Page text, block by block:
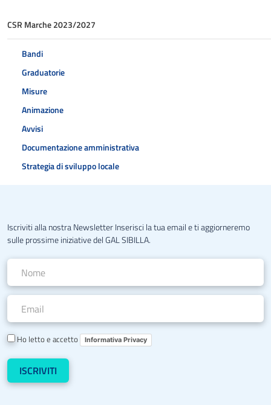
CSR Marche 2023/2027
Bandi
Graduatorie
Misure
Animazione
Avvisi
Documentazione amministrativa
Strategia di sviluppo locale
Iscriviti alla nostra Newsletter Inserisci la tua email e ti aggiorneremo
sulle prossime iniziative del GAL SIBILLA.
Ho letto e accetto Informativa Privacy